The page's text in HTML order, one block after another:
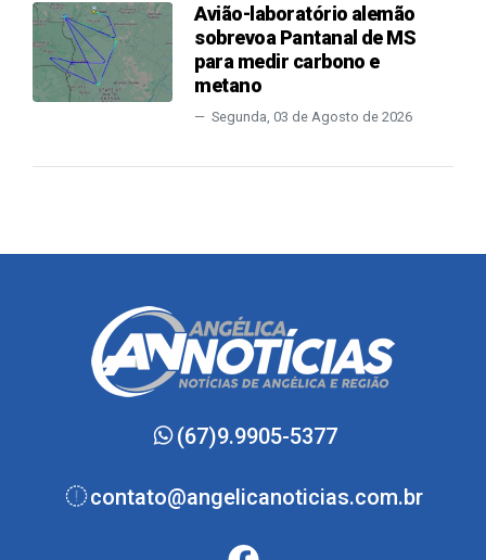
Avião-laboratório alemão
sobrevoa Pantanal de MS
para medir carbono e
metano
Segunda, 03 de Agosto de 2026
(67)9.9905-5377
contato@angelicanoticias.com.br